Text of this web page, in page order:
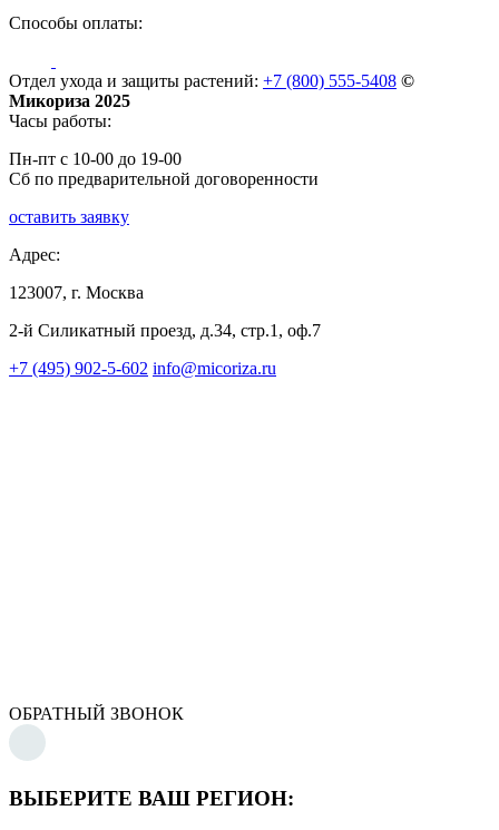
Способы оплаты:
Отдел ухода и защиты растений: +7 (800) 555-5408 ©
Микориза 2025
Часы работы:
Пн-пт с 10-00 до 19-00
Сб по предварительной договоренности
оставить заявку
Адрес:
123007, г. Москва
2-й Силикатный проезд, д.34, стр.1, оф.7
+7 (495) 902-5-602 info@micoriza.ru
ОБРАТНЫЙ ЗВОНОК
ВЫБЕРИТЕ ВАШ РЕГИОН: